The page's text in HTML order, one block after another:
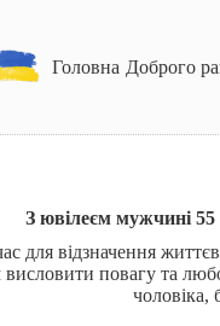
Головна Доброго
З ювілеєм мужчині 55
для відзначення
повагу та
чоловіка,